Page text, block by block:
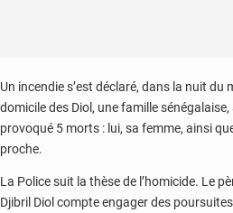
Un incendie s’est déclaré, dans la nuit
domicile des Diol, une famille sénégalaise,
provoqué 5 morts : lui, sa femme, ainsi
proche.
La Police suit la thèse de l’homicide. Le
Djibril Diol compte engager des